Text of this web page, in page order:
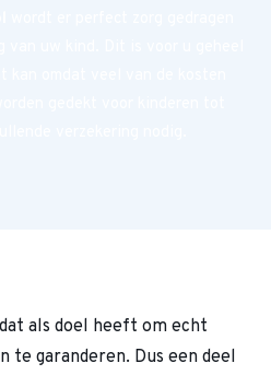
als doel heeft om echt
te garanderen. Dus een deel